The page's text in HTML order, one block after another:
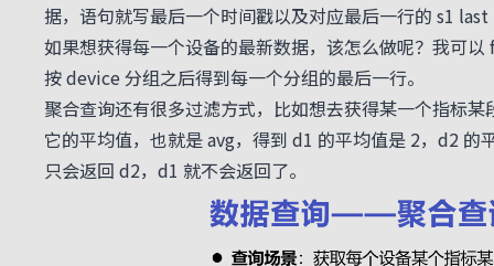
据，语句就写最后一个时间戳以及对应最后一行的 s1
如果想获得每一个设备的最新数据，该怎么做呢？我可
按 device 分组之后得到每一个分组的最后一行。
聚合查询还有很多过滤方式，比如想去获得某一个指标
它的平均值，也就是 avg，得到 d1 的平均值是 2，d2
只会返回 d2，d1 就不会返回了。